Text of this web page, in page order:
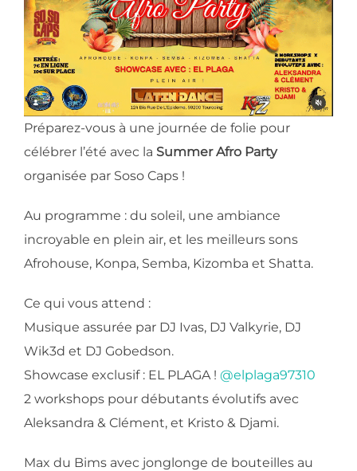
​Préparez-vous à une journée de folie pour
célébrer l’été avec la Summer Afro Party
organisée par Soso Caps !
​Au programme : du soleil, une ambiance
incroyable en plein air, et les meilleurs sons
Afrohouse, Konpa, Semba, Kizomba et Shatta.
​Ce qui vous attend :
Musique assurée par DJ Ivas, DJ Valkyrie, DJ
Wik3d et DJ Gobedson.
Showcase exclusif : EL PLAGA ! @elplaga97310
2 workshops pour débutants évolutifs avec
Aleksandra & Clément, et Kristo & Djami.
Max du Bims avec jonglonge de bouteilles au